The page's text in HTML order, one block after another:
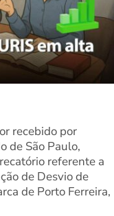
recebido por
de São Paulo,
referente a
de Desvio de
de Porto Ferreira,